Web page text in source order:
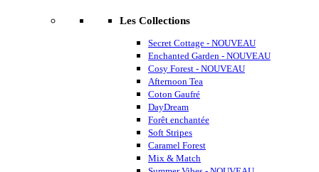
Les Collections
Secret Cottage - NOUVEAU
Enchanted Garden - NOUVEAU
Cosy Forest - NOUVEAU
Afternoon Tea
Coton Gaufré
DayDream
Forêt enchantée
Soft Stripes
Caramel Forest
Mix & Match